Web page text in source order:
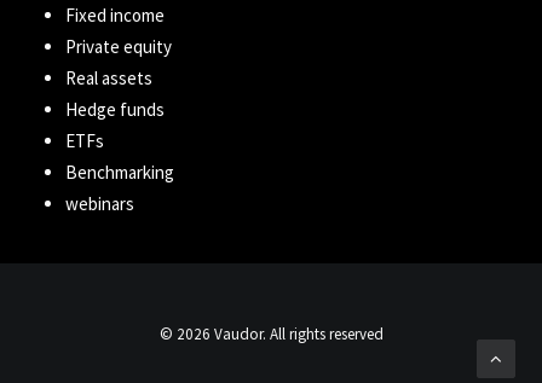
Fixed income
Private equity
Real assets
Hedge funds
ETFs
Benchmarking
webinars
© 2026 Vaudor. All rights reserved